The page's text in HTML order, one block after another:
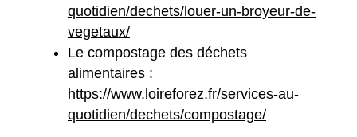
quotidien/dechets/louer-un-broyeur-de-
vegetaux/
Le compostage des déchets
alimentaires :
https://www.loireforez.fr/services-au-
quotidien/dechets/compostage/